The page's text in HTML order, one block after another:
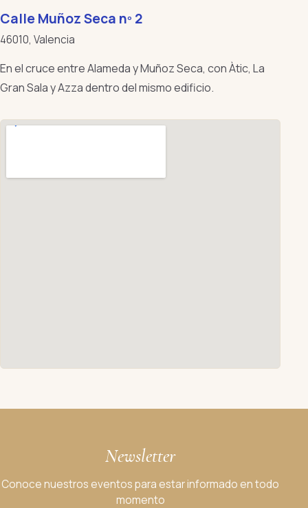
Calle Muñoz Seca nº 2
46010, Valencia
En el cruce entre Alameda y Muñoz Seca, con Àtic, La
Gran Sala y Azza dentro del mismo edificio.
Newsletter
Conoce nuestros eventos para estar informado en todo
momento